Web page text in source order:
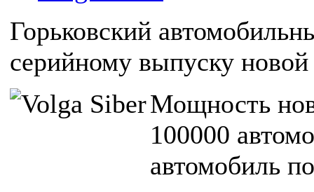
Горьковский
серийному выпуску
Мощность
100000
автомобиль